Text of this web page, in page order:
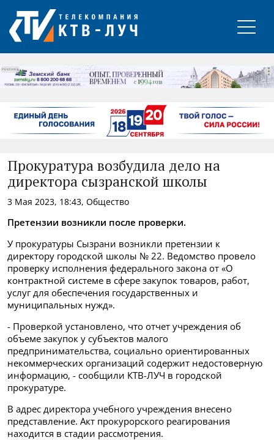
РЕКЛАМА
Прокуратура возбудила дело на
директора сызранской школы
3 Мая 2023, 18:43, Общество
Претензии возникли после проверки.
У прокуратуры Сызрани возникли претензии к
директору городской школы № 22. Ведомство провело
проверку исполнения федерального закона от «О
контрактной системе в сфере закупок товаров, работ,
услуг для обеспечения государственных и
муниципальных нужд».
- Проверкой установлено, что отчет учреждения об
объеме закупок у субъектов малого
предпринимательства, социально ориентированных
некоммерческих организаций содержит недостоверную
информацию, - сообщили КТВ-ЛУЧ в городской
прокуратуре.
В адрес директора учебного учреждения внесено
представление. Акт прокурорского реагирования
находится в стадии рассмотрения.